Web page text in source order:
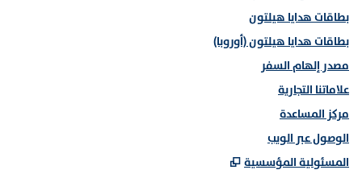
بطاقات هدايا هيلتون
بطاقات هدايا هيلتون (أوروبا)
مصدر إلهام السفر
علاماتنا التجارية
مركز المساعدة
الوصول عبر الويب
المسئولية المؤسسية